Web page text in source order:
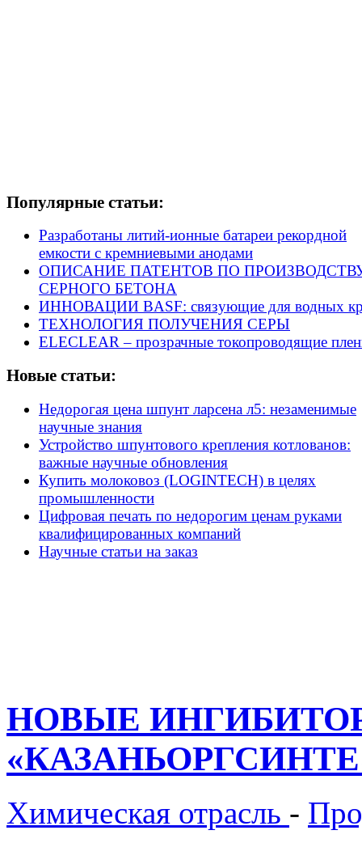
Популярные статьи:
Разработаны литий-ионные батареи рекордной
емкости с кремниевыми анодами
ОПИСАНИЕ ПАТЕНТОВ ПО
СЕРНОГО БЕТОНА
ИННОВАЦИИ BASF: связующие для водных
ТЕХНОЛОГИЯ ПОЛУЧЕНИЯ СЕРЫ
ELECLEAR – прозрачные токопроводящие
Новые статьи:
Недорогая цена шпунт ларсена л5: незаменимые
научные знания
Устройство шпунтового крепления котлованов:
важные научные обновления
Купить молоковоз (LOGINTECH) в целях
промышленности
Цифровая печать по недорогим ценам руками
квалифицированных компаний
Научные статьи на заказ
НОВЫЕ
Химическая отрасль -